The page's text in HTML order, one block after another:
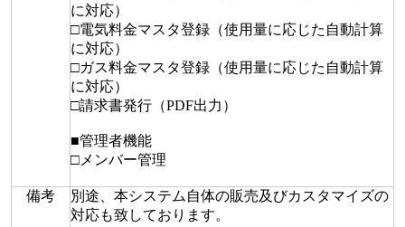
に対応）
□電気料金マスタ登録（使用量に応じた自動計算
に対応）
□ガス料金マスタ登録（使用量に応じた自動計算
に対応）
□請求書発行（PDF出力）
■管理者機能
□メンバー管理
備考
別途、本システム自体の販売及びカスタマイズの
対応も致しております。